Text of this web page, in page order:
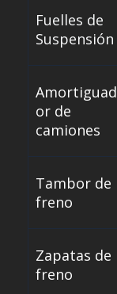
Fuelles de
Suspensión
Amortiguad
or de
camiones
Tambor de
freno
Zapatas de
freno